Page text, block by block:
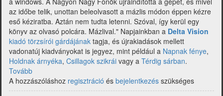
az időbe telik, unottan beleolvasott a mázlis módon éppen kézre
eső kéziratba. Aztán nem tudta letenni. Szóval, így kerül egy
könyv az olvasó polcára. Mázlival." Napjainkban a Delta Vision
kiadó törzsírói gárdájának tagja, és újrakiadások mellett
vadonatúj kiadványokat is jegyez, mint például a Napnak fénye,
Holdnak árnyéka, Csillagok szikrái vagy a Térdig sárban.
Tovább
fantasy
2020
A hozzászóláshoz regisztráció és bejelentkezés szükséges